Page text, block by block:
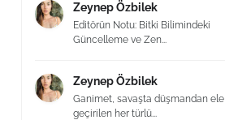
Zeynep Özbilek
Editörün Notu: Bitki Bilimindeki
Güncelleme ve Zen...
Zeynep Özbilek
Ganimet, savaşta düşmandan ele
geçirilen her türlü...